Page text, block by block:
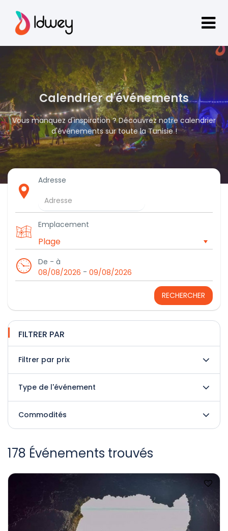
Calendrier d'événements
Vous manquez d'inspiration ? Découvrez notre calendrier
d'événements sur toute la Tunisie !
Adresse
Emplacement
De - à
08/08/2026 - 09/08/2026
RECHERCHER
FILTRER PAR
Filtrer par prix
Type de l'événement
Commodités
178 Événements trouvés